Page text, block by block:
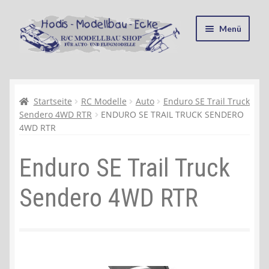
Zur
Navigation
springen
Zum
Inhalt
springen
Menü
Kasse
Mein Konto
Recycling, Entsorgung und Umwelt
Shop
Warenkorb
Startseite RC Modelle Auto
Enduro SE Trail Truck
Sendero 4WD RTR
ENDURO SE TRAIL TRUCK SENDERO
4WD RTR
Enduro SE Trail Truck
Sendero 4WD RTR